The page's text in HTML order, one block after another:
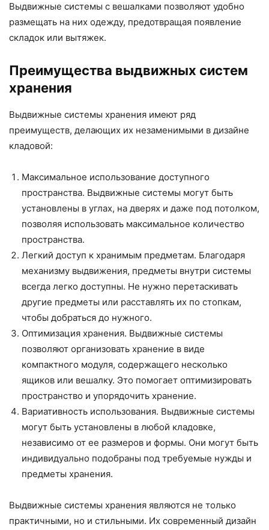
Выдвижные системы с вешалками позволяют удобно
размещать на них одежду, предотвращая появление
складок или вытяжек.
Преимущества выдвижных систем
хранения
Выдвижные системы хранения имеют ряд
преимуществ, делающих их незаменимыми в дизайне
кладовой:
Максимальное использование доступного
пространства. Выдвижные системы могут быть
установлены в углах, на дверях и даже под потолком,
позволяя использовать максимальное количество
пространства.
Легкий доступ к хранимым предметам. Благодаря
механизму выдвижения, предметы внутри системы
всегда легко доступны. Не нужно перетаскивать
другие предметы или расставлять их по стопкам,
чтобы добраться до нужного.
Оптимизация хранения. Выдвижные системы
позволяют организовать хранение в виде
компактного модуля, содержащего несколько
ящиков или вешалку. Это помогает оптимизировать
пространство и упорядочить хранение.
Вариативность использования. Выдвижные системы
могут быть установлены в любой кладовке,
независимо от ее размеров и формы. Они могут быть
индивидуально подобраны под требуемые нужды и
предметы хранения.
Выдвижные системы хранения являются не только
практичными, но и стильными. Их современный дизайн